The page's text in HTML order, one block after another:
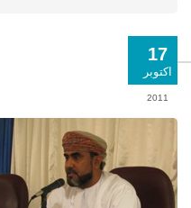
17
اكتوبر
2011